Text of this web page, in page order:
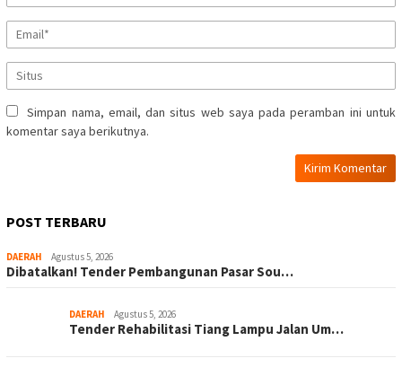
Simpan nama, email, dan situs web saya pada peramban ini untuk
komentar saya berikutnya.
POST TERBARU
DAERAH Agustus 5, 2026
Dibatalkan! Tender Pembangunan Pasar Sou…
DAERAH Agustus 5, 2026
Tender Rehabilitasi Tiang Lampu Jalan Um…